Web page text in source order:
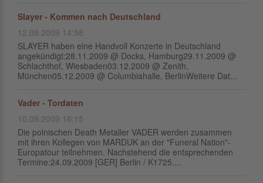
Slayer - Kommen nach Deutschland
12.09.2009 14:58
SLAYER haben eine Handvoll Konzerte in Deutschland
angekündigt:28.11.2009 @ Docks, Hamburg29.11.2009 @
Schlachthof, Wiesbaden03.12.2009 @ Zenith,
München05.12.2009 @ Columbiahalle, BerlinWeitere Dat...
Vader - Tordaten
10.09.2009 16:15
Die polnischen Death Metaller VADER werden zusammen
mit ihren Kollegen von MARDUK an der "Funeral Nation"-
Europatour teilnehmen. Nachstehend die entsprechenden
Termine:24.09.2009 [GER] Berlin / K1725....